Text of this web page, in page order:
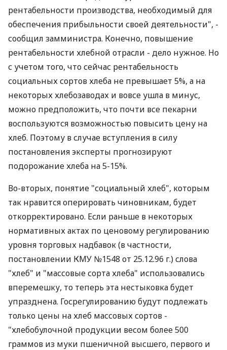
рентабельности производства, необходимый для
обеспечения прибыльности своей деятельности", -
сообщил замминистра. Конечно, повышение
рентабельности хлебной отрасли - дело нужное. Но
с учетом того, что сейчас рентабельность
социальных сортов хлеба не превышает 5%, а на
некоторых хлебозаводах и вовсе ушла в минус,
можно предположить, что почти все пекарни
воспользуются возможностью повысить цену на
хлеб. Поэтому в случае вступления в силу
постановления эксперты прогнозируют
подорожание хлеба на 5-15%.
Во-вторых, понятие "социальный хлеб", которым
так нравится оперировать чиновникам, будет
откорректировано. Если раньше в некоторых
нормативных актах по ценовому регулированию
уровня торговых надбавок (в частности,
постановлении КМУ №1548 от 25.12.96 г.) слова
"хлеб" и "массовые сорта хлеба" использовались
вперемешку, то теперь эта нестыковка будет
упразднена. Госрегулированию будут подлежать
только цены на хлеб массовых сортов -
"хлебобулочной продукции весом более 500
граммов из муки пшеничной высшего, первого и